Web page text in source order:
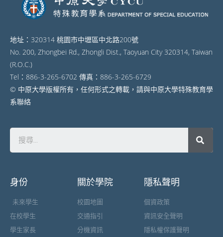
地址：320314 桃園市中壢區中北路200號
No. 200, Zhongbei Rd., Zhongli Dist., Taoyuan City 320314, Taiwan
(R.O.C.)
Tel：886-3-265-6702 傳真：886-3-265-6729
© 中原大學版權所有，任何形式之轉載，請與中原大學特殊教育學
系聯絡
身份
未來學生
在校學生
學生家長
關於學院
校園地圖
交通指引
分機資訊
隱私聲明
個資政策
資訊安全聲明
隱私權保護聲明